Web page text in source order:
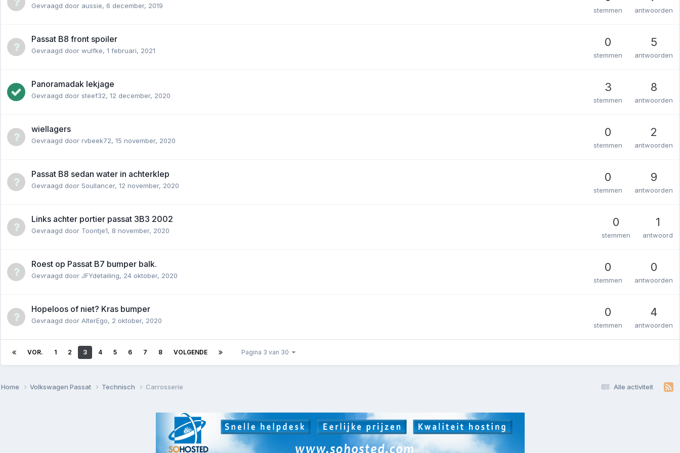
Gevraagd door aussie, 6 december, 2019
stemmen antwoorden
Passat B8 front spoiler
Gevraagd door wulfke, 1 februari, 2021
0
stemmen
5
antwoorden
Panoramadak lekjage
Gevraagd door steef32, 12 december, 2020
3
stemmen
8
antwoorden
wiellagers
Gevraagd door rvbeek72, 15 november, 2020
0
stemmen
2
antwoorden
Passat B8 sedan water in achterklep
Gevraagd door Soullancer, 12 november, 2020
0
stemmen
9
antwoorden
Links achter portier passat 3B3 2002
Gevraagd door Toontje1, 8 november, 2020
0
stemmen
1
antwoord
Roest op Passat B7 bumper balk.
Gevraagd door JFYdetailing, 24 oktober, 2020
0
stemmen
0
antwoorden
Hopeloos of niet? Kras bumper
Gevraagd door AlterEgo, 2 oktober, 2020
0
stemmen
4
antwoorden
VOR. 1 2 3 4 5 6 7 8 VOLGENDE Pagina 3 van 30
Alle activiteit
Home Volkswagen Passat Technisch Carrosserie